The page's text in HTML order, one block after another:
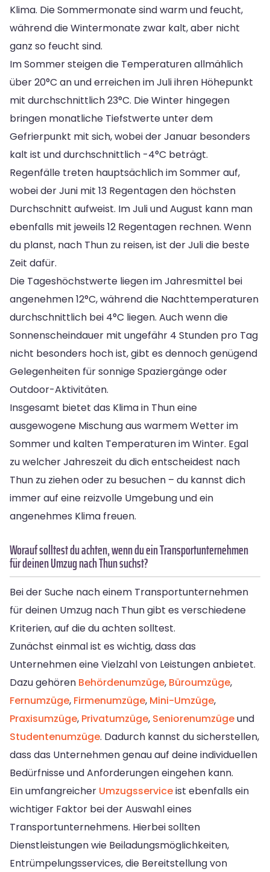
Klima. Die Sommermonate sind warm und feucht,
während die Wintermonate zwar kalt, aber nicht
ganz so feucht sind.
Im Sommer steigen die Temperaturen allmählich
über 20°C an und erreichen im Juli ihren Höhepunkt
mit durchschnittlich 23°C. Die Winter hingegen
bringen monatliche Tiefstwerte unter dem
Gefrierpunkt mit sich, wobei der Januar besonders
kalt ist und durchschnittlich -4°C beträgt.
Regenfälle treten hauptsächlich im Sommer auf,
wobei der Juni mit 13 Regentagen den höchsten
Durchschnitt aufweist. Im Juli und August kann man
ebenfalls mit jeweils 12 Regentagen rechnen. Wenn
du planst, nach Thun zu reisen, ist der Juli die beste
Zeit dafür.
Die Tageshöchstwerte liegen im Jahresmittel bei
angenehmen 12°C, während die Nachttemperaturen
durchschnittlich bei 4°C liegen. Auch wenn die
Sonnenscheindauer mit ungefähr 4 Stunden pro Tag
nicht besonders hoch ist, gibt es dennoch genügend
Gelegenheiten für sonnige Spaziergänge oder
Outdoor-Aktivitäten.
Insgesamt bietet das Klima in Thun eine
ausgewogene Mischung aus warmem Wetter im
Sommer und kalten Temperaturen im Winter. Egal
zu welcher Jahreszeit du dich entscheidest nach
Thun zu ziehen oder zu besuchen – du kannst dich
immer auf eine reizvolle Umgebung und ein
angenehmes Klima freuen.
Worauf solltest du achten, wenn du ein Transportunternehmen
für deinen Umzug nach Thun suchst?
Bei der Suche nach einem Transportunternehmen
für deinen Umzug nach Thun gibt es verschiedene
Kriterien, auf die du achten solltest.
Zunächst einmal ist es wichtig, dass das
Unternehmen eine Vielzahl von Leistungen anbietet.
Dazu gehören Behördenumzüge, Büroumzüge,
Fernumzüge, Firmenumzüge, Mini-Umzüge,
Praxisumzüge, Privatumzüge, Seniorenumzügeund
Studentenumzüge. Dadurch kannst du sicherstellen,
dass das Unternehmen genau auf deine individuellen
Bedürfnisse und Anforderungen eingehen kann.
Ein umfangreicher Umzugsserviceist ebenfalls ein
wichtiger Faktor bei der Auswahl eines
Transportunternehmens. Hierbei sollten
Dienstleistungen wie Beiladungsmöglichkeiten,
Entrümpelungsservices, die Bereitstellung von